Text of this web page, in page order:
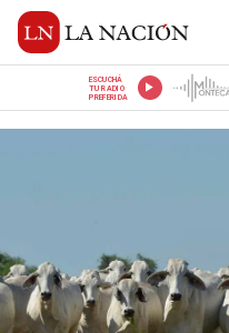
ESCUCHÁ
TU RADIO
PREFERIDA